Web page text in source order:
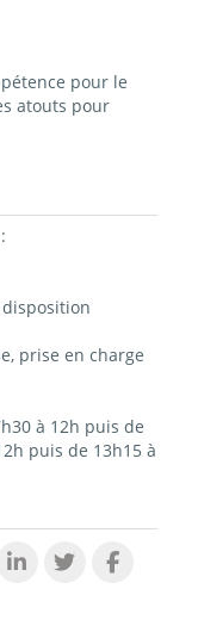
pour le
atouts pour
prise en charge
à 12h puis de
puis de 13h15 à